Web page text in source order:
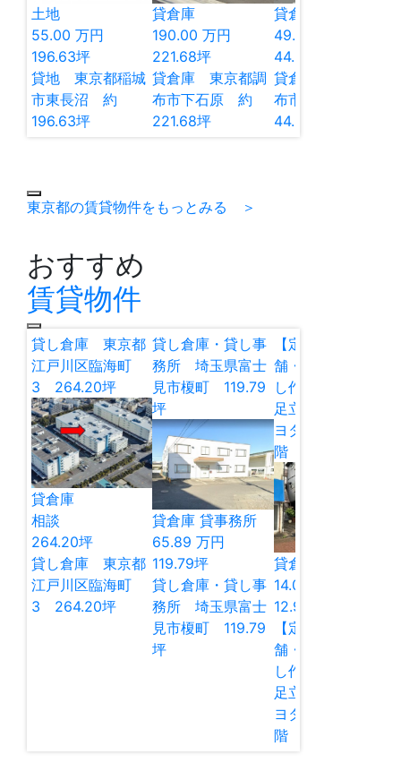
土地
55.00 万円
196.63坪
貸地 東京都稲城
市東長沼 約
196.63坪
貸倉庫
190.00 万円
221.68坪
貸倉庫 東京都調
布市下石原 約
221.68坪
貸倉庫
49.06
44.59
貸倉庫 東京都調
布市佐須町 約
44.59坪
東京都の賃貸物件をもっとみる ＞
おすすめ
賃貸物件
貸し倉庫 東京都
江戸川区臨海町
3 264.20坪
貸倉庫
相談
264.20坪
貸し倉庫 東京都
江戸川区臨海町
3 264.20坪
貸し倉庫・貸し事
務所 埼玉県富士
見市榎町 119.79
坪
貸倉庫 貸事務所
65.89 万円
119.79坪
貸し倉庫・貸し事
務所 埼玉県富士
見市榎町 119.79
坪
【定借】貸し店
舗・貸し倉庫・貸
し作業所 東京都
足立区谷在家2 キ
ヨタマンション1
階 12.97坪
貸倉庫
14.00
12.98
【定借】貸し店
舗・貸し倉庫・貸
し作業所 東京都
足立区谷在家2 キ
ヨタマンション1
階 12.97坪